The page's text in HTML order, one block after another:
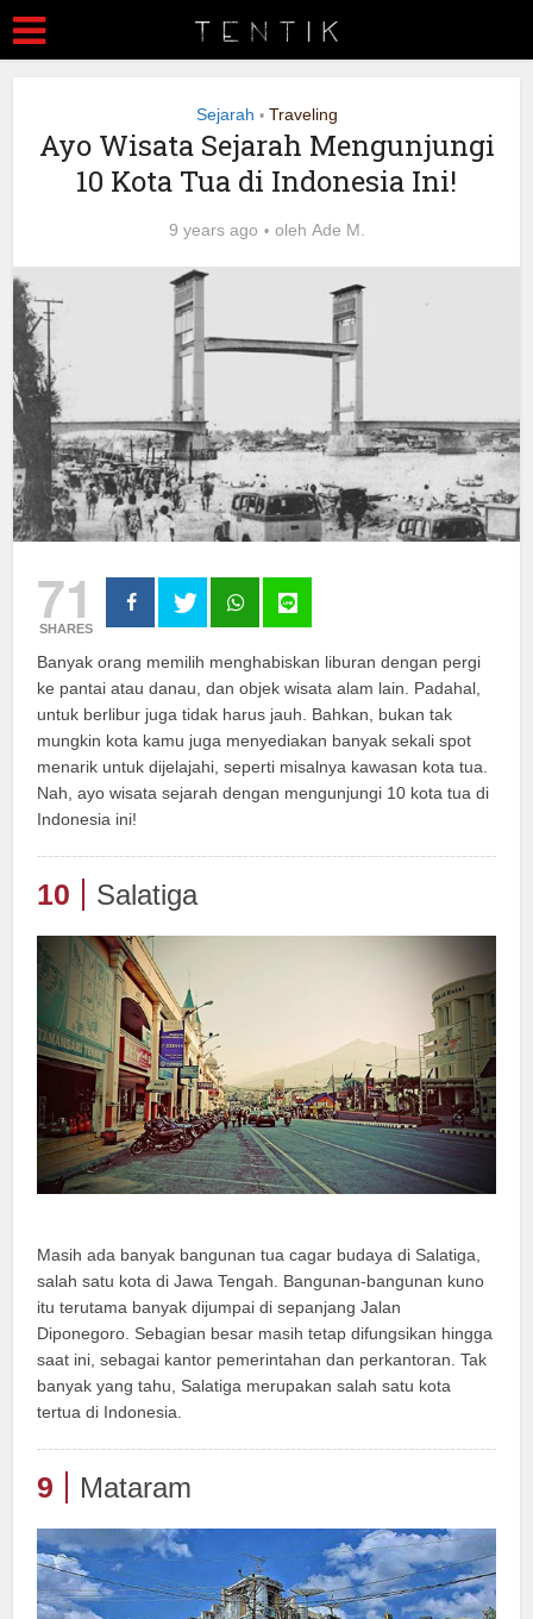
Sejarah • Traveling
Ayo Wisata Sejarah Mengunjungi
10 Kota Tua di Indonesia Ini!
9 years ago oleh Ade M.
71
SHARES
Banyak orang memilih menghabiskan liburan dengan pergi
ke pantai atau danau, dan objek wisata alam lain. Padahal,
untuk berlibur juga tidak harus jauh. Bahkan, bukan tak
mungkin kota kamu juga menyediakan banyak sekali spot
menarik untuk dijelajahi, seperti misalnya kawasan kota tua.
Nah, ayo wisata sejarah dengan mengunjungi 10 kota tua di
Indonesia ini!
10 Salatiga
Masih ada banyak bangunan tua cagar budaya di Salatiga,
salah satu kota di Jawa Tengah. Bangunan-bangunan kuno
itu terutama banyak dijumpai di sepanjang Jalan
Diponegoro. Sebagian besar masih tetap difungsikan hingga
saat ini, sebagai kantor pemerintahan dan perkantoran. Tak
banyak yang tahu, Salatiga merupakan salah satu kota
tertua di Indonesia.
9 Mataram